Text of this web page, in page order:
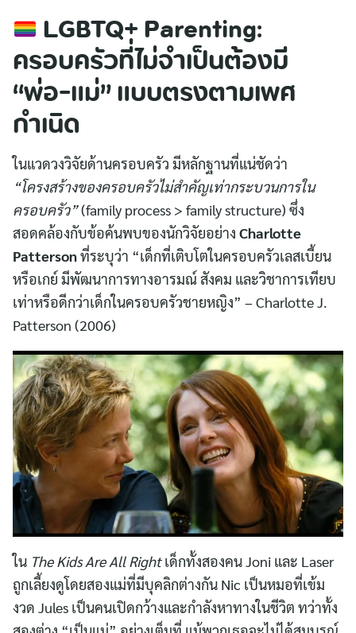
LGBTQ+ Parenting:
ครอบครัวที่ไม่จำเป็นต้องมี
“พ่อ-แม่” แบบตรงตามเพศ
กำเนิด
ในแวดวงวิจัยด้านครอบครัว มีหลักฐานที่แน่ชัดว่า
“โครงสร้างของครอบครัวไม่สำคัญเท่ากระบวนการใน
ครอบครัว”(family process > family structure) ซึ่ง
สอดคล้องกับข้อค้นพบของนักวิจัยอย่าง Charlotte
Pattersonที่ระบุว่า “เด็กที่เติบโตในครอบครัวเลสเบี้ยน
หรือเกย์ มีพัฒนาการทางอารมณ์ สังคม และวิชาการเทียบ
เท่าหรือดีกว่าเด็กในครอบครัวชายหญิง” – Charlotte J.
Patterson (2006)
ใน The Kids Are All Rightเด็กทั้งสองคน Joni และ Laser
ถูกเลี้ยงดูโดยสองแม่ที่มีบุคลิกต่างกัน Nic เป็นหมอที่เข้ม
งวด Jules เป็นคนเปิดกว้างและกำลังหาทางในชีวิต ทว่าทั้ง